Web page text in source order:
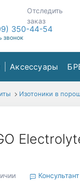
Отследить
заказ
350-44-54
звонок
Аксессуары
Изотоники в
Консультант